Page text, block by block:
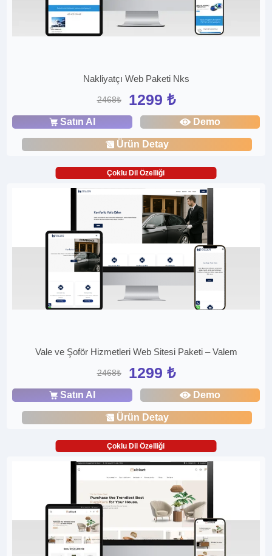
Nakliyatçı Web Paketi Nks
2468₺ 1299 ₺
Satın Al Demo
Ürün Detay
Çoklu Dil Özelliği
Vale ve Şoför Hizmetleri Web Sitesi Paketi – Valem
2468₺ 1299 ₺
Satın Al Demo
Ürün Detay
Çoklu Dil Özelliği